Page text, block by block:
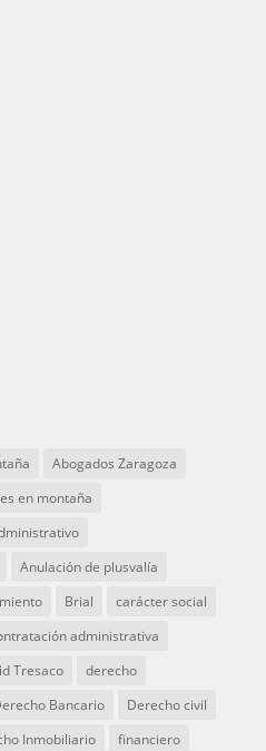
Abogados Zaragoza
en montaña
Anulación de plusvalía
Brial
carácter social
administrativa
Tresaco
derecho
Bancario
Derecho civil
Inmobiliario
financiero